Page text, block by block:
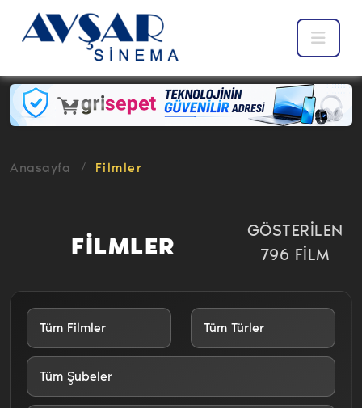
Anasayfa Filmler
FİLMLER
GÖSTERİLEN
796 FİLM